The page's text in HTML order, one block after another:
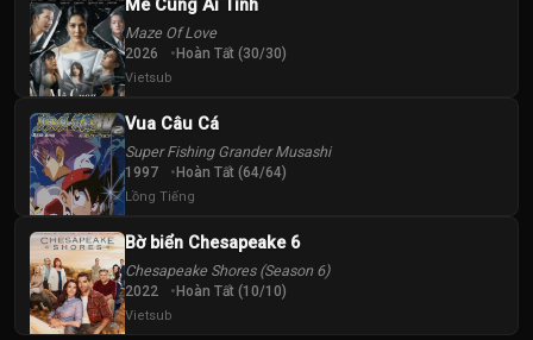
Mê Cung Ái Tình
Maze Of Love
2026 Hoàn Tất (30/30)
Vietsub
Vua Câu Cá
Super Fishing Grander Musashi
1997 Hoàn Tất (64/64)
Lồng Tiếng
Bờ biển Chesapeake 6
Chesapeake Shores (Season 6)
2022 Hoàn Tất (10/10)
Vietsub